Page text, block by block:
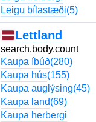
Leigu bílastæði(5)
Lettland
search.body.count
Kaupa íbúð(280)
Kaupa hús(155)
Kaupa auglýsing(45)
Kaupa land(69)
Kaupa herbergi